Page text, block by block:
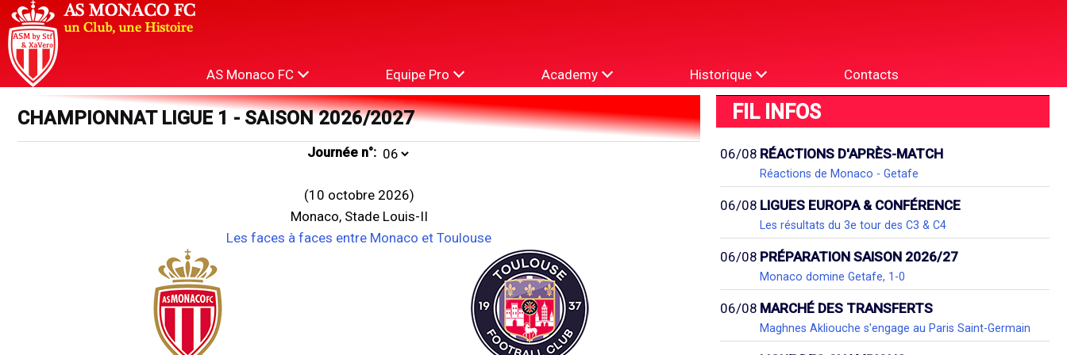
AS Monaco FC Equipe Pro Academy Historique Contacts
CHAMPIONNAT LIGUE 1 - SAISON 2026/2027
Journée n°:
(10 octobre 2026)
Monaco, Stade Louis-II
Les faces à faces entre Monaco et Toulouse
FIL INFOS
06/08 RÉACTIONS D'APRÈS-MATCH
Réactions de Monaco - Getafe
06/08 LIGUES EUROPA & CONFÉRENCE
Les résultats du 3e tour des C3 & C4
06/08 PRÉPARATION SAISON 2026/27
Monaco domine Getafe, 1-0
06/08 MARCHÉ DES TRANSFERTS
Maghnes Akliouche s'engage au Paris Saint-Germain